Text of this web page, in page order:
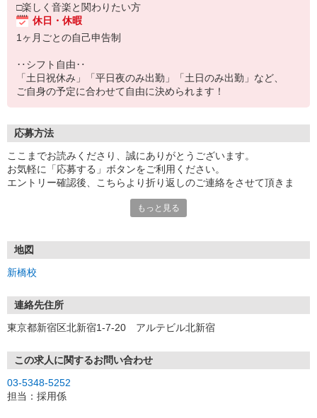
□楽しく音楽と関わりたい方
休日・休暇
1ヶ月ごとの自己申告制
‥シフト自由‥
「土日祝休み」「平日夜のみ出勤」「土日のみ出勤」など、
ご自身の予定に合わせて自由に決められます！
応募方法
ここまでお読みくださり、誠にありがとうございます。
お気軽に「応募する」ボタンをご利用ください。
エントリー確認後、こちらより折り返しのご連絡をさせて頂きま
★お電話の際は「講師採用ページを見た」と伝えるとスムーズで
‥応募〜採用までの流れ‥
「応募する」ボタンよりご応募ください。
1次面接：リモートによるWEB面接を予定しています。
▼
2次面接：模擬レッスンおよび、スキル面での簡単なテストを実施し
ます。
もっと見る
地図
新橋校
連絡先住所
東京都新宿区北新宿1-7-20 アルテビル北新宿
この求人に関するお問い合わせ
03-5348-5252
担当：採用係